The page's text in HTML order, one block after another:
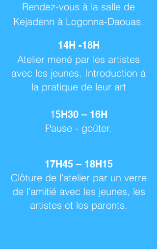
Rendez-vous à la salle de
Kejadenn à Logonna-Daouas.
14H -18H
Atelier mené par les artistes
avec les jeunes. Introduction à
la pratique de leur art
15H30 – 16H
Pause - goûter.
17H45 – 18H15
Clôture de l'atelier par un verre
de l'amitié avec les jeunes, les
artistes et les parents.